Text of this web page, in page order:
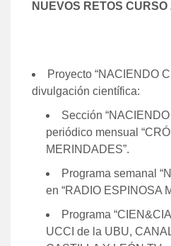
NUEVOS RETOS CURSO
Proyecto “NACIENDO
divulgación científica:
Sección
periódico mensual
MERINDADES”.​
Programa semanal
en “RADIO ESPINOSA
Programa
UCCI de la UBU,